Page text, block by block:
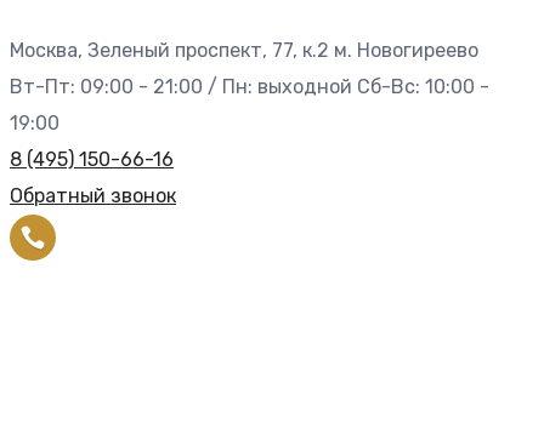
Москва, Зеленый проспект, 77, к.2 м. Новогиреево
Вт-Пт: 09:00 - 21:00 / Пн: выходной Сб-Вс: 10:00 -
19:00
8 (495) 150-66-16
Обратный звонок